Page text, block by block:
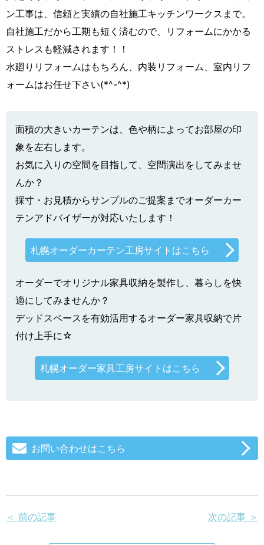
ン工事は、信頼と実績の自社施工キッチンワークスまで。
自社施工だから工期も短く済むので、リフォームにかかる
ストレスも軽減されます！！
水廻りリフォームはもちろん、内装リフォーム、室内リフ
ォームはお任せ下さい(*^-^*)
面積の大きいカーテンは、色や柄によってお部屋の印
象を左右します。
お気に入りの空間を目指して、空間演出をしてみませ
んか？
採寸・お見積からサンプルのご提案までオーダーカー
テンアドバイザーが対応いたします！
札幌オーダーカーテン工房サイトはこちら
オーダーでオリジナル家具収納を製作し、暮らしを快
適にしてみませんか？
デッドスペースを有効活用するオーダー家具収納で片
付け上手に☆
札幌オーダー家具工房サイトはこちら
お問い合わせはこちら
＜ 前の記事 次の記事 ＞